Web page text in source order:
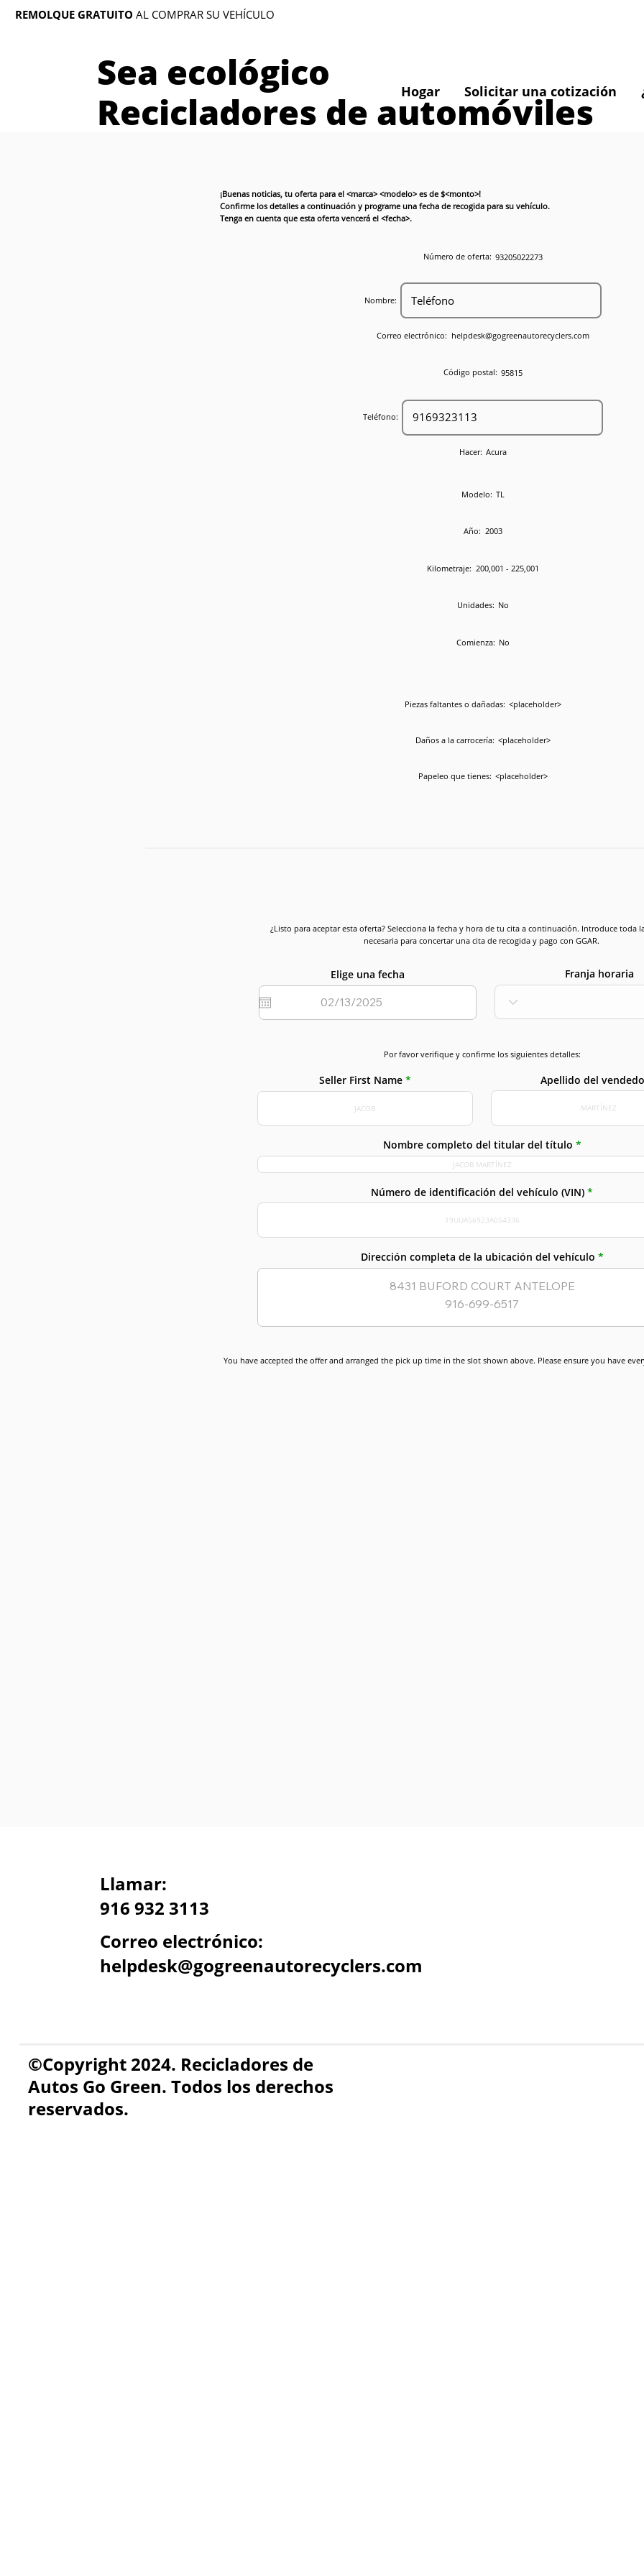
REMOLQUE GRATUITO AL COMPRAR SU VEHÍCULO
Hogar Solicitar una cotización
Sea ecológico
Recicladores de automóviles
¡Buenas noticias, tu oferta para el <marca> <modelo> es de $<monto>!
Confirme los detalles a continuación y programe una fecha de recogida para su vehículo.
Tenga en cuenta que esta oferta vencerá el <fecha>.
Número de oferta: 93205022273
Nombre:
Correo electrónico: helpdesk@gogreenautorecyclers.com
Código postal: 95815
Teléfono:
Hacer: Acura
Modelo: TL
Año: 2003
Kilometraje: 200,001 - 225,001
Unidades: No
Comienza: No
Piezas faltantes o dañadas: <placeholder>
Daños a la carrocería: <placeholder>
Papeleo que tienes: <placeholder>
¿Listo para aceptar esta oferta? Selecciona la fecha y hora de tu cita a continuación. Introduce toda
necesaria para concertar una cita de recogida y pago con GGAR.
Elige una fecha Franja horaria
Por favor verifique y confirme los siguientes detalles:
Seller First Name Apellido del
Nombre completo del titular del título
Número de identificación del vehículo (VIN)
Dirección completa de la ubicación del vehículo
You have accepted the offer and arranged the pick up time in the slot shown above. Please ensure you have
©Copyright 2024. Recicladores de
Autos Go Green. Todos los derechos
reservados.
Llamar:
916 932 3113
Correo electrónico:
helpdesk@gogreenautorecyclers.com